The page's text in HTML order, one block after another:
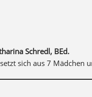
Schredl, BEd.
sich aus 7 Mädchen